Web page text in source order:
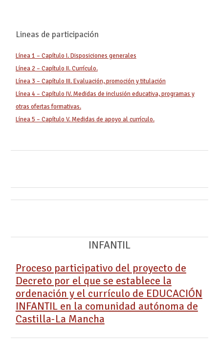
Lineas de participación
Línea 1 – Capítulo I. Disposiciones generales
Línea 2 – Capítulo II. Currículo.
Línea 3 – Capítulo III. Evaluación, promoción y titulación
Línea 4 – Capítulo IV. Medidas de inclusión educativa, programas y
otras ofertas formativas.
Línea 5 – Capítulo V. Medidas de apoyo al currículo.
INFANTIL
Proceso participativo del proyecto de
Decreto por el que se establece la
ordenación y el currículo de EDUCACIÓN
INFANTIL en la comunidad autónoma de
Castilla-La Mancha